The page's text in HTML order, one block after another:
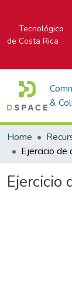
Tecnológico
de Costa Rica
&
Home
Ejercicio